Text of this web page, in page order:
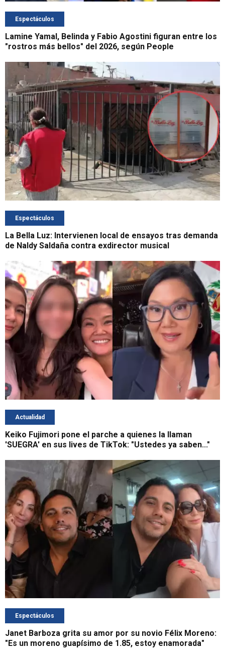
Espectáculos
Lamine Yamal, Belinda y Fabio Agostini figuran entre los
"rostros más bellos" del 2026, según People
Espectáculos
La Bella Luz: Intervienen local de ensayos tras demanda
de Naldy Saldaña contra exdirector musical
Actualidad
Keiko Fujimori pone el parche a quienes la llaman
'SUEGRA' en sus lives de TikTok: "Ustedes ya saben..."
Espectáculos
Janet Barboza grita su amor por su novio Félix Moreno:
"Es un moreno guapísimo de 1.85, estoy enamorada"